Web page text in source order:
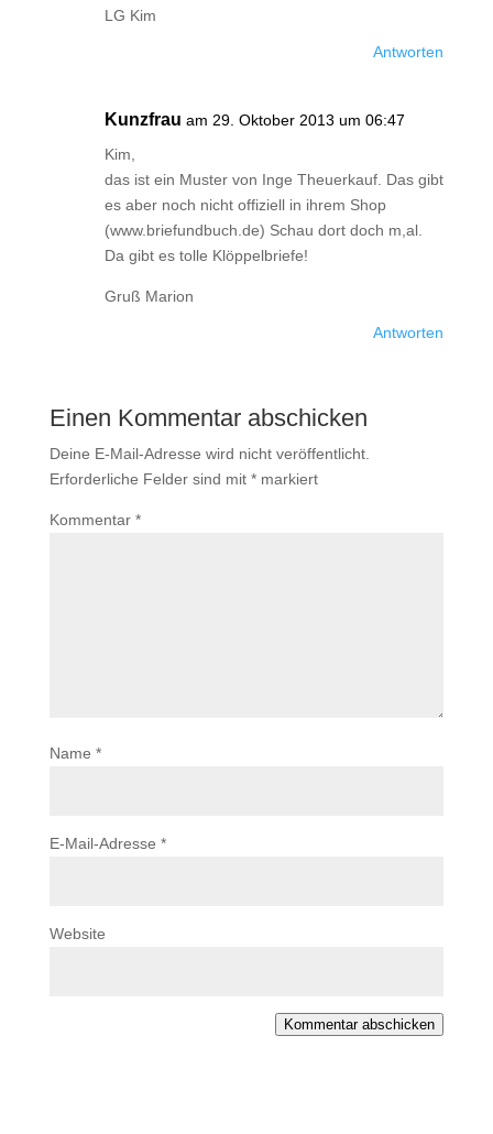
LG Kim
Antworten
Kunzfrau am 29. Oktober 2013 um 06:47
Kim,
das ist ein Muster von Inge Theuerkauf. Das gibt
es aber noch nicht offiziell in ihrem Shop
(www.briefundbuch.de) Schau dort doch m,al.
Da gibt es tolle Klöppelbriefe!
Gruß Marion
Antworten
Einen Kommentar abschicken
Deine E-Mail-Adresse wird nicht veröffentlicht.
Erforderliche Felder sind mit *markiert
Kommentar *
Name *
E-Mail-Adresse *
Website
Kommentar abschicken